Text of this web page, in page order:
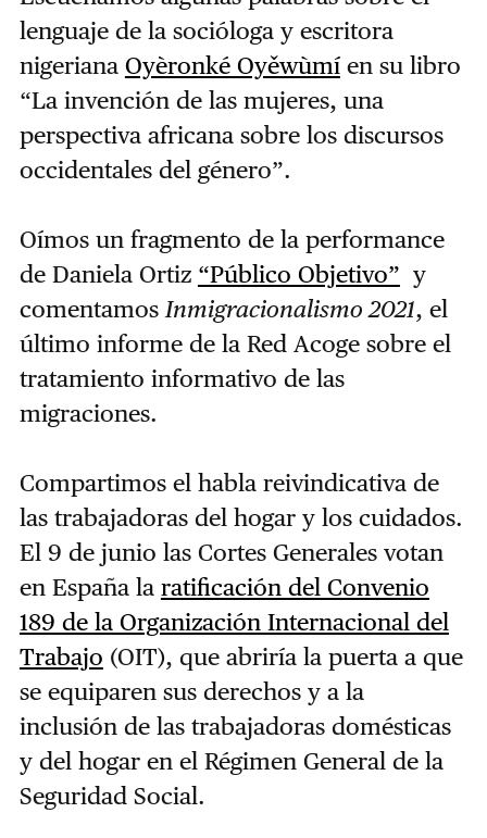
lenguaje de la socióloga y escritora
nigeriana Oyèronké Oyěwùmíen su libro
“La invención de las mujeres, una
perspectiva africana sobre los discursos
occidentales del género”.
Oímos un fragmento de la performance
de Daniela Ortiz “Público Objetivo” y
comentamos Inmigracionalismo 2021, el
último informe de la Red Acoge sobre el
tratamiento informativo de las
migraciones.
Compartimos el habla reivindicativa de
las trabajadoras del hogar y los cuidados.
El 9 de junio las Cortes Generales votan
en España la ratificación del Convenio
189 de la Organización Internacional del
Trabajo (OIT), que abriría la puerta a que
se equiparen sus derechos y a la
inclusión de las trabajadoras domésticas
y del hogar en el Régimen General de la
Seguridad Social.